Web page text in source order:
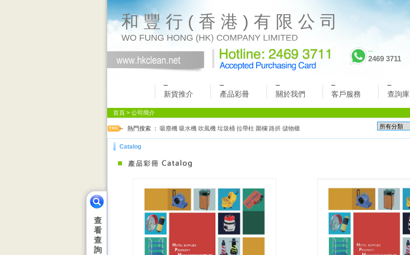
查
看
查
詢
和 豐 行 ( 香 港 ) 有 限 公 司
WO FUNG HONG (HK) COMPANY LIMITED
新貨推介 產品彩冊 關於我們 客戶服務 查詢庫
2469 3711
首頁 > 公司簡介
熱門搜索 ： 吸塵機 吸水機 吹風機 垃圾桶 拉帶柱 圍欄 路拱 儲物櫃
Catalog